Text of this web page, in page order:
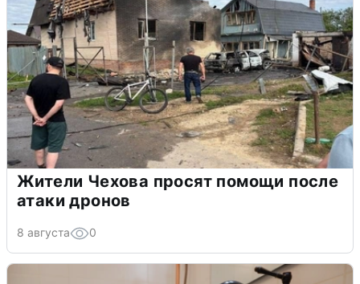
Жители Чехова просят помощи после
атаки дронов
8 августа 0